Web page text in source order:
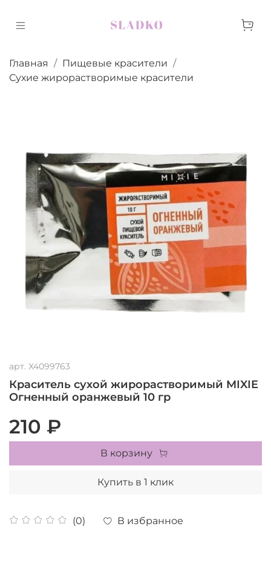
Главная
Пищевые красители
Сухие жирорастворимые красители
арт. X4099763
Краситель сухой жирорастворимый MIXIE
Огненный оранжевый 10 гр
(0) В избранное
210 ₽
В корзину
Купить в 1 клик